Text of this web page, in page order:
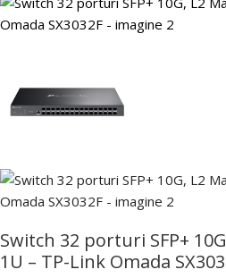
Switch 32 porturi SFP+
1U – TP-Link Omada